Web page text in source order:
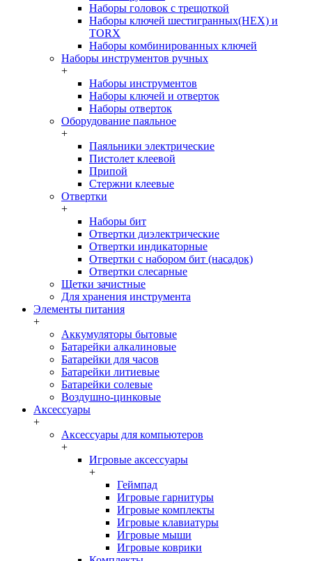
Наборы головок c трещоткой
Наборы ключей шестигранных(HEX) и
TORX
Наборы комбинированных ключей
Наборы инструментов ручных
+
Наборы инструментов
Наборы ключей и отверток
Наборы отверток
Оборудование паяльное
+
Паяльники электрические
Пистолет клеевой
Припой
Стержни клеевые
Отвертки
+
Наборы бит
Отвертки диэлектрические
Отвертки индикаторные
Отвертки с набором бит (насадок)
Отвертки слесарные
Щетки зачистные
Для хранения инструмента
Элементы питания
+
Аккумуляторы бытовые
Батарейки алкалиновые
Батарейки для часов
Батарейки литиевые
Батарейки солевые
Воздушно-цинковые
Аксессуары
+
Аксессуары для компьютеров
+
Игровые аксессуары
+
Геймпад
Игровые гарнитуры
Игровые комплекты
Игровые клавиатуры
Игровые мыши
Игровые коврики